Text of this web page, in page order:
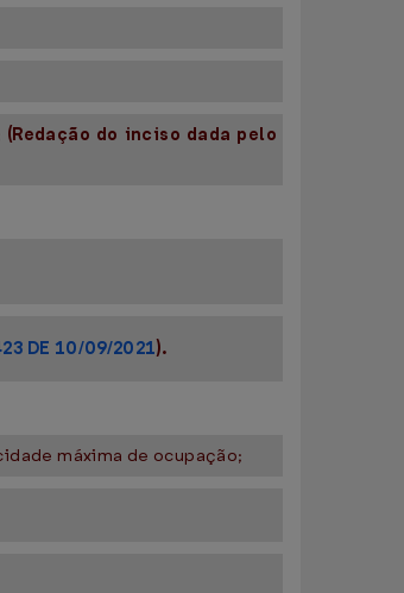
(Redação do inciso dada pelo
DE 10/09/2021).
máxima de ocupação;